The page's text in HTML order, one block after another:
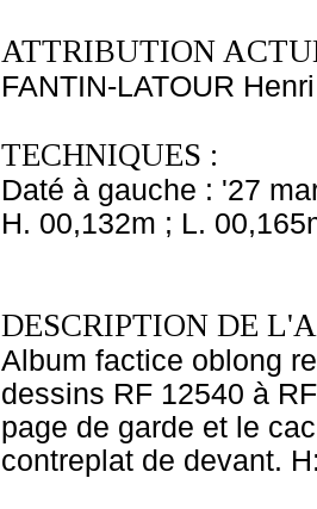
ATTRIBUTION
FANTIN-LATOUR Henri
TECHNIQUES :
Daté à gauche : '27
H. 00,132m ; L.
DESCRIPTION DE
Album factice oblong
dessins RF 12540 à
page de garde et le
contreplat de devant.